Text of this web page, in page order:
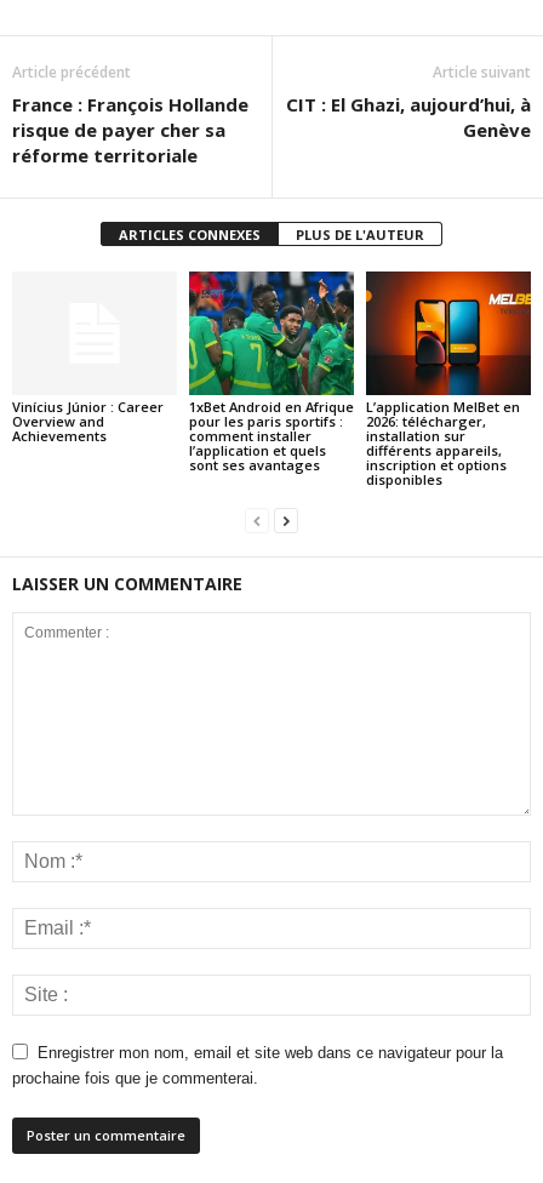
Article précédent
France : François Hollande
risque de payer cher sa
réforme territoriale
Article suivant
CIT : El Ghazi, aujourd’hui, à
Genève
ARTICLES CONNEXES PLUS DE L'AUTEUR
Vinícius Júnior : Career
Overview and
Achievements
1xBet Android en Afrique
pour les paris sportifs :
comment installer
l’application et quels
sont ses avantages
L’application MelBet en
2026: télécharger,
installation sur
différents appareils,
inscription et options
disponibles
LAISSER UN COMMENTAIRE
Enregistrer mon nom, email et site web dans ce navigateur pour la
prochaine fois que je commenterai.